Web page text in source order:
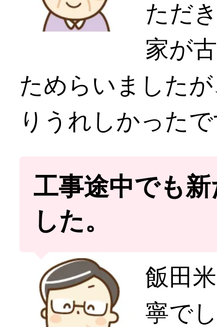
ただ
家が
ためらいました
りうれしかった
工事途中でも
した。
飯田
寧で